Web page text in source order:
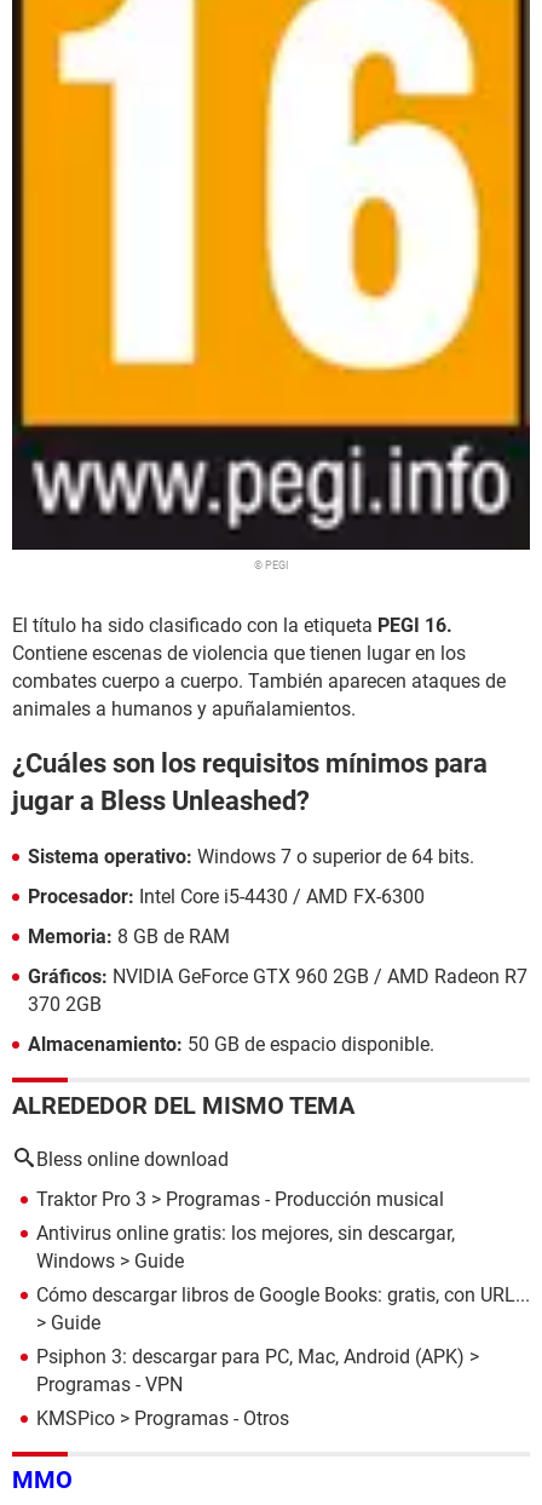
© PEGI
El título ha sido clasificado con la etiqueta PEGI 16.
Contiene escenas de violencia que tienen lugar en los
combates cuerpo a cuerpo. También aparecen ataques de
animales a humanos y apuñalamientos.
¿Cuáles son los requisitos mínimos para
jugar a Bless Unleashed?
Sistema operativo: Windows 7 o superior de 64 bits.
Procesador: Intel Core i5-4430 / AMD FX-6300
Memoria: 8 GB de RAM
Gráficos: NVIDIA GeForce GTX 960 2GB / AMD Radeon R7
370 2GB
Almacenamiento: 50 GB de espacio disponible.
ALREDEDOR DEL MISMO TEMA
Bless online download
Traktor Pro 3 > Programas - Producción musical
Antivirus online gratis: los mejores, sin descargar,
Windows > Guide
Cómo descargar libros de Google Books: gratis, con URL...
> Guide
Psiphon 3: descargar para PC, Mac, Android (APK) >
Programas - VPN
KMSPico > Programas - Otros
MMO